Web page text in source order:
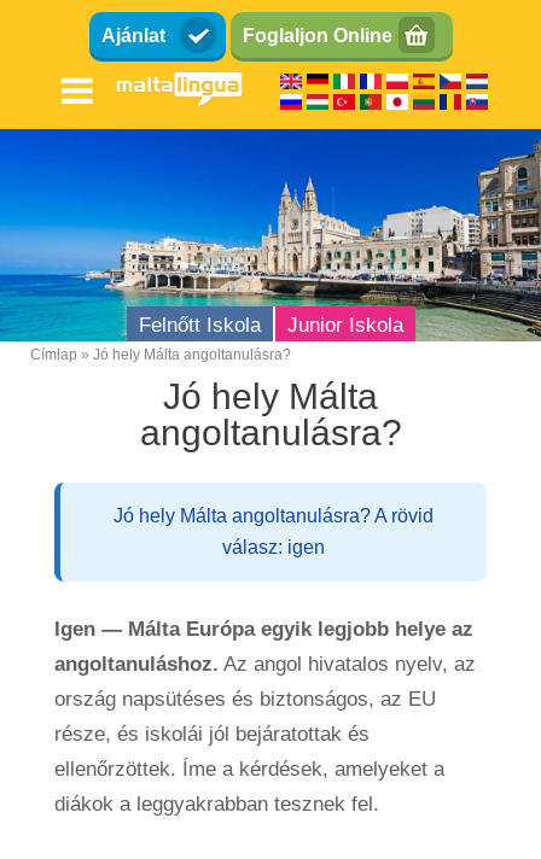
tartalomra
Ajánlat Foglaljon Online
Felnőtt Iskola Junior Iskola
Breadcrumb
Címlap Jó hely Málta angoltanulásra?
Jó hely Málta
angoltanulásra?
Jó hely Málta angoltanulásra? A rövid
válasz: igen
Igen — Málta Európa egyik legjobb helye az
angoltanuláshoz. Az angol hivatalos nyelv, az
ország napsütéses és biztonságos, az EU
része, és iskolái jól bejáratottak és
ellenőrzöttek. Íme a kérdések, amelyeket a
diákok a leggyakrabban tesznek fel.